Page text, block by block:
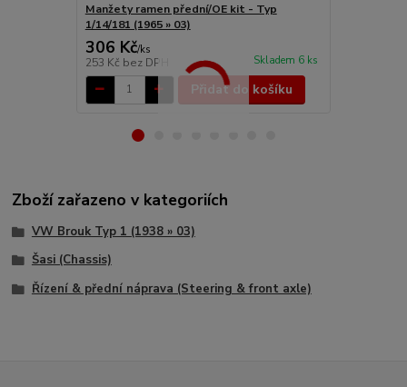
Manžety ramen přední/OE kit - Typ
1/14/181 (1965 » 03)
306 Kč/ks
253 Kč bez DPH Skladem 6 ks
Přidat do košíku
Zboží zařazeno v kategoriích
VW Brouk Typ 1 (1938 » 03)
Šasi (Chassis)
Řízení & přední náprava (Steering & front axle)